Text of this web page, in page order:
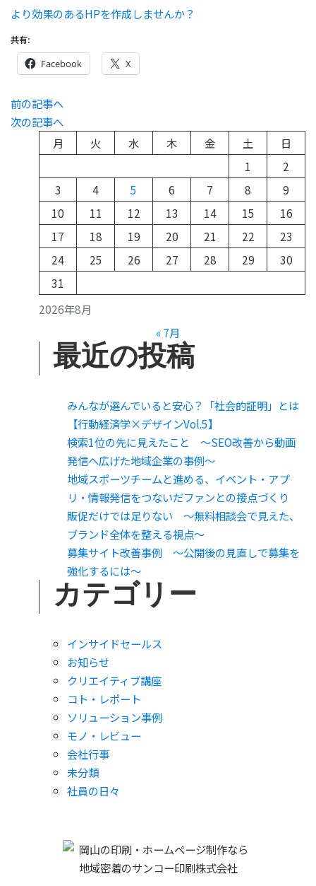
より効果のあるHPを作成しませんか？
共有:
Facebook X
投
前の記事へ
次の記事へ
2026年8月
月 火 水 木 金 土
日
1
2
3
4 5 6 7 8
9
10
11 12 13 14 15
16
17
18 19 20 21 22
23
24
25 26 27 28 29
30
31
« 7月
最近の投稿
みんなが選んでいると安心？「社会的証明」とは
【行動経済学×デザインVol.5】
検索1位の先に見えたこと 〜SEO改善から動画
発信へ広げた地域企業の事例〜
地域スポーツチームと進める、イベント・アプ
リ・情報発信をつないだファンとの接点づくり
販促だけでは足りない 〜無料相談会で見えた、
ブランド全体を整える視点〜
募集サイト改善事例 〜公開後の見直しで募集を
強化するには〜
カテゴリー
インサイドセールス
お知らせ
クリエイティブ講座
コト・レポート
ソリューション事例
モノ・レビュー
会社行事
未分類
社員の日々